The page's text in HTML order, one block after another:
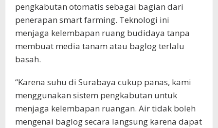
pengkabutan otomatis sebagai bagian dari
penerapan smart farming. Teknologi ini
menjaga kelembapan ruang budidaya tanpa
membuat media tanam atau baglog terlalu
basah.
“Karena suhu di Surabaya cukup panas, kami
menggunakan sistem pengkabutan untuk
menjaga kelembapan ruangan. Air tidak boleh
mengenai baglog secara langsung karena dapat